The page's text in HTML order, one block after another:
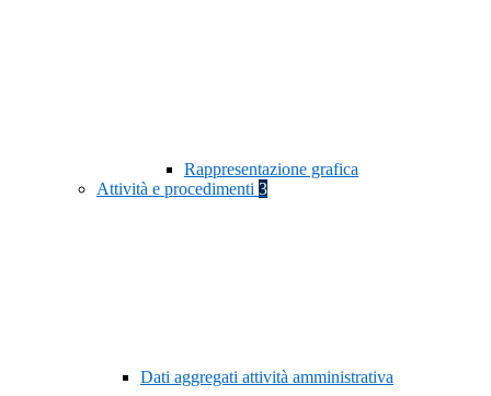
Rappresentazione grafica
Attività e procedimenti 3
Dati aggregati attività amministrativa